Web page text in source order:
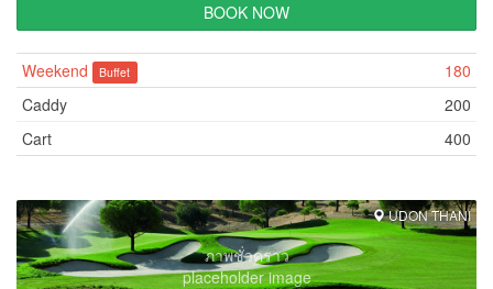
BOOK NOW
Weekend Buffet
180
Caddy
200
Cart
400
ภาพชั่วคราว
placeholder image
UDON THANI